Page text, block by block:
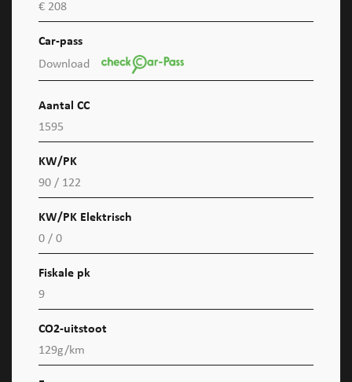
€ 208
Car-pass
Download
Aantal CC
1595
KW/PK
90 / 122
KW/PK Elektrisch
0 / 0
Fiskale pk
9
CO2-uitstoot
129g/km